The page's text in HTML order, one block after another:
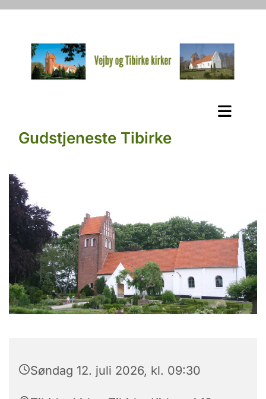
Gudstjeneste Tibirke
Søndag 12. juli 2026, kl. 09:30